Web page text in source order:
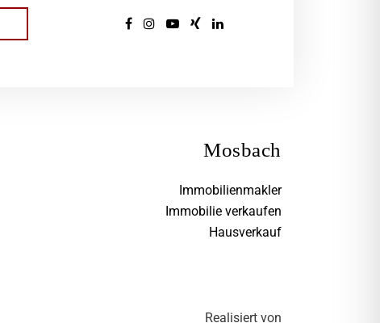
Mosbach
Immobilienmakler
Immobilie verkaufen
Hausverkauf
Realisiert von